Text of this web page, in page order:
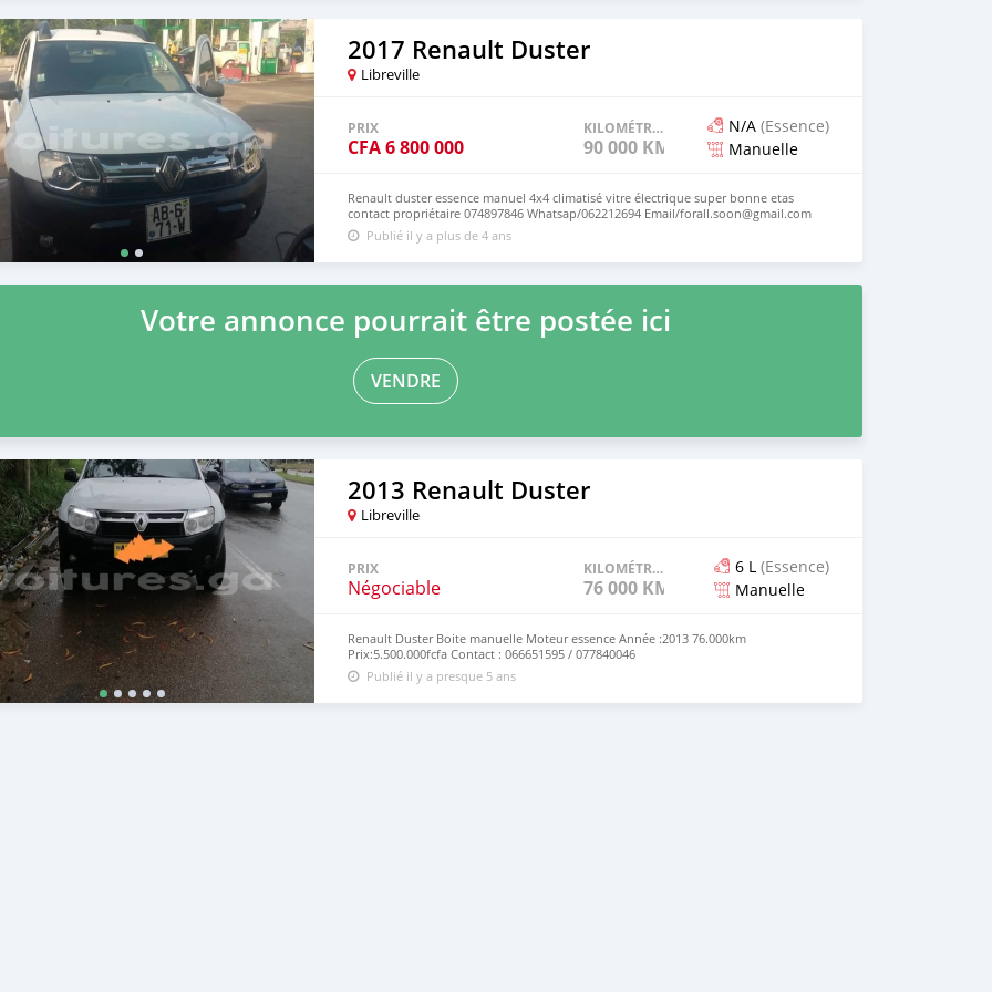
2017 Renault Duster
Libreville
PRIX
CFA6 800 000
KILOMÉTRAGE
90 000 KM
N/A (Essence)
Manuelle
Renault duster essence manuel 4x4 climatisé vitre électrique super bonne etas
contact propriétaire 074897846 Whatsap/062212694 Email/forall.soon@gmail.com
Publié il y a plus de 4 ans
Votre annonce pourrait être postée ici
VENDRE
2013 Renault Duster
Libreville
PRIX
Négociable
KILOMÉTRAGE
76 000 KM
6 L (Essence)
Manuelle
Renault Duster Boite manuelle Moteur essence Année :2013 76.000km
Prix:5.500.000fcfa Contact : 066651595 / 077840046
Publié il y a presque 5 ans